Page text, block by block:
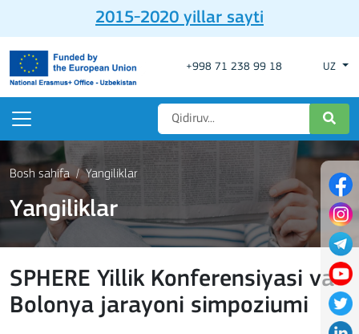
2015-2020 yillar sayti
+998 71 238 99 18 UZ
Bosh sahifa Yangiliklar
Yangiliklar
SPHERE Yillik Konferensiyasi va
Bolonya jarayoni simpoziumi